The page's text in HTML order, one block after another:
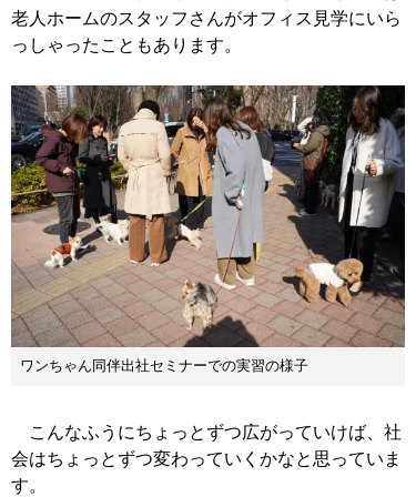
老人ホームのスタッフさんがオフィス見学にいら
っしゃったこともあります。
ワンちゃん同伴出社セミナーでの実習の様子
こんなふうにちょっとずつ広がっていけば、社
会はちょっとずつ変わっていくかなと思っていま
す。